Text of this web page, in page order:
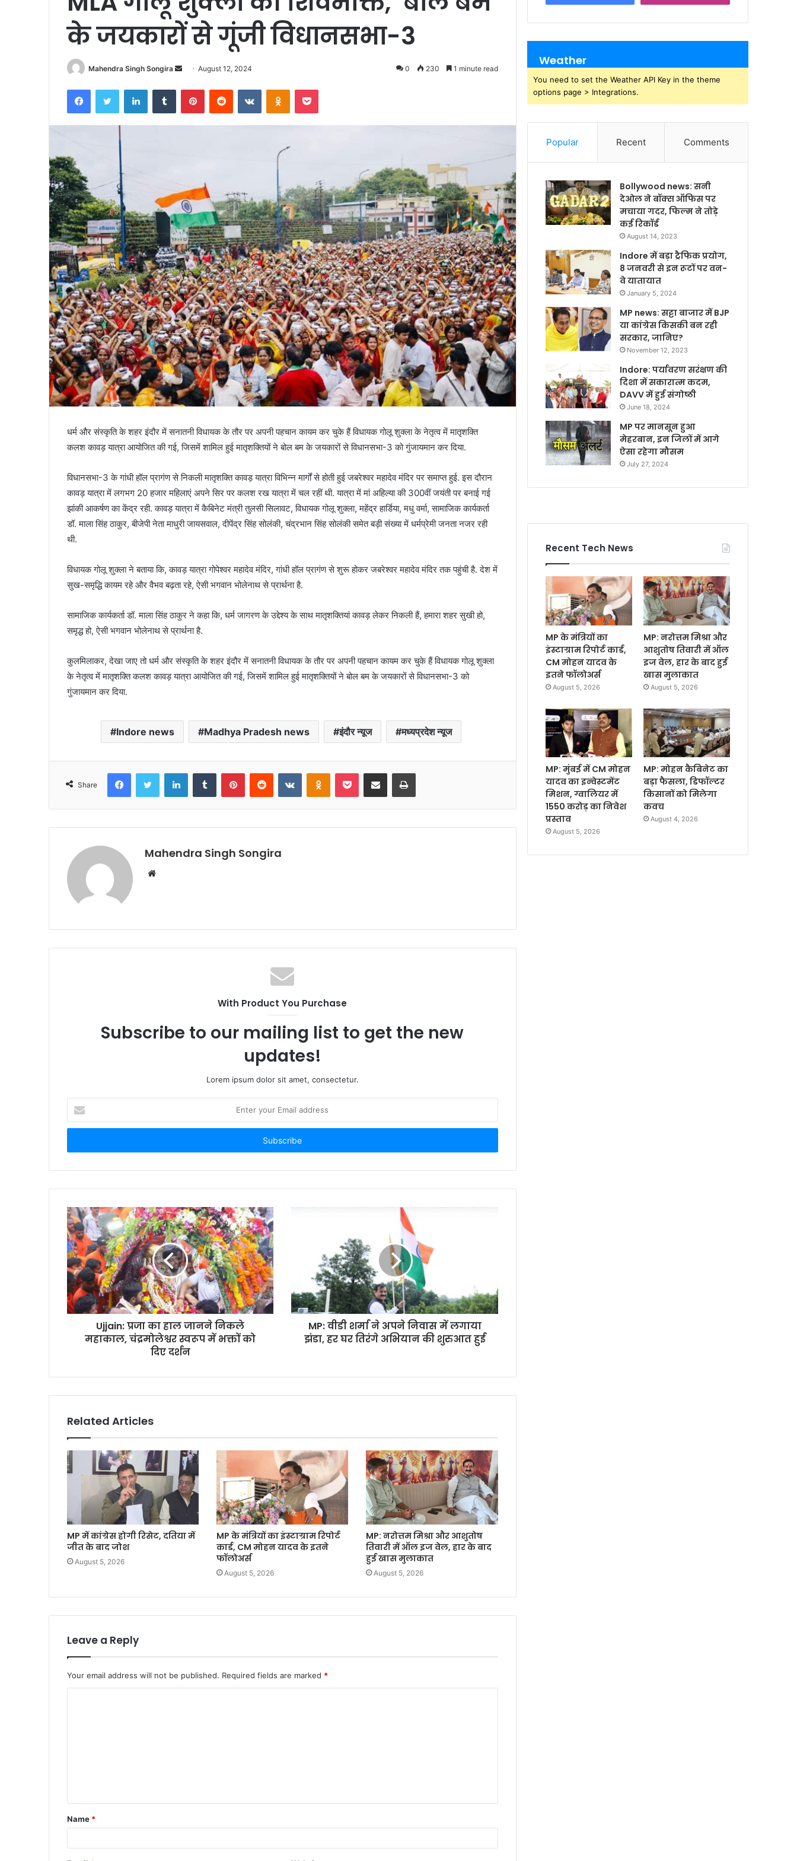
के जयकारों से गूंजी विधानसभा-3
Mahendra Singh Songira
Send
email
August 12, 2024 0 230 1 minute read
FacebookTwitter LinkedInTumblr PinterestReddit VKontakteOdnoklassniki
Pocket
धर्म और संस्कृति के शहर इंदौर में सनातनी विधायक के तौर पर अपनी पहचान कायम कर चुके हैं विधायक गोलू शुक्ला के नेतृत्व में मातृशक्ति
कलश कावड़ यात्रा आयोजित की गई, जिसमें शामिल हुई मातृशक्तियों ने बोल बम के जयकारों से विधानसभा-3 को गुंजायमान कर दिया.
विधानसभा-3 के गांधी हॉल प्रागंण से निकली मातृशक्ति कावड़ यात्रा विभिन्न मार्गों से होती हुई जबरेश्वर महादेव मंदिर पर समाप्त हुई. इस दौरान
कावड़ यात्रा में लगभग 20 हजार महिलाएं अपने सिर पर कलश रख यात्रा में चल रहीं थी. यात्रा में मां अहिल्या की 300वीं जयंती पर बनाई गई
झांकी आकर्षण का केंद्र रही. कावड़ यात्रा में कैबिनेट मंत्री तुलसी सिलावट, विधायक गोलू शुक्ला, महेंद्र हार्डिया, मधु वर्मा, सामाजिक कार्यकर्ता
डॉ. माला सिंह ठाकुर, बीजेपी नेता माधुरी जायसवाल, दीपेंद्र सिंह सोलंकी, चंद्रभान सिंह सोलंकी समेत बड़ी संख्या में धर्मप्रेमी जनता नजर रही
थी.
विधायक गोलू शुक्ला ने बताया कि, कावड़ यात्रा गोपेश्वर महादेव मंदिर, गांधी हॉल प्रागंण से शुरू होकर जबरेश्वर महादेव मंदिर तक पहुंची है. देश में
सुख-समृद्धि कायम रहे और वैभव बढ़ता रहे, ऐसी भगवान भोलेनाथ से प्रार्थना है.
सामाजिक कार्यकर्ता डॉ. माला सिंह ठाकुर ने कहा कि, धर्म जागरण के उद्देश्य के साथ मातृशक्तियां कावड़ लेकर निकली हैं, हमारा शहर सुखी हो,
समृद्ध हो, ऐसी भगवान भोलेनाथ से प्रार्थना है.
कुलमिलाकर, देखा जाए तो धर्म और संस्कृति के शहर इंदौर में सनातनी विधायक के तौर पर अपनी पहचान कायम कर चुके हैं विधायक गोलू शुक्ला
के नेतृत्व में मातृशक्ति कलश कावड़ यात्रा आयोजित की गई, जिसमें शामिल हुई मातृशक्तियों ने बोल बम के जयकारों से विधानसभा-3 को
गुंजायमान कर दिया.
Indore news Madhya Pradesh news इंदौर न्यूज मध्यप्रदेश न्यूज
Share
FacebookTwitter LinkedInTumblr PinterestReddit VKontakteOdnoklassniki
Pocket Share via Email Print
Mahendra Singh Songira
Website
With Product You Purchase
Subscribe to our mailing list to get the new
updates!
Lorem ipsum dolor sit amet, consectetur.
your
Email
Ujjain: प्रजा का हाल जानने निकले
महाकाल, चंद्रमोलेश्वर स्वरूप में भक्तों को
दिए दर्शन
MP: वीडी शर्मा ने अपने निवास में लगाया
झंडा, हर घर तिरंगे अभियान की शुरुआत हुई
Related Articles
MP में कांग्रेस होगी रिसेट, दतिया में
जीत के बाद जोश
August 5, 2026
MP के मंत्रियों का इंस्टाग्राम रिपोर्ट
कार्ड, CM मोहन यादव के इतने
फॉलोअर्स
August 5, 2026
MP: नरोत्तम मिश्रा और आशुतोष
तिवारी में ऑल इज वेल, हार के बाद
हुई खास मुलाकात
August 5, 2026
Leave a Reply
Your email address will not be published. Required fields are marked *
t
*
Name *
Weather
You need to set the Weather API Key in the theme
options page > Integrations.
Popular Recent Comments
Bollywood news: सनी
देओल ने बॉक्स ऑफिस पर
मचाया गदर, फिल्म ने तोड़े
कई रिकॉर्ड
August 14, 2023
Indore में बड़ा ट्रैफिक प्रयोग,
8 जनवरी से इन रूटों पर वन-
वे यातायात
January 5, 2024
MP news: सट्टा बाजार में BJP
या कांग्रेस किसकी बन रही
सरकार, जानिए?
November 12, 2023
Indore: पर्यावरण सरंक्षण की
दिशा में सकारात्म कदम,
DAVV में हुई संगोष्ठी
June 18, 2024
MP पर मानसून हुआ
मेहरबान, इन जिलों में आगे
ऐसा रहेगा मौसम
July 27, 2024
Recent Tech News
MP के मंत्रियों का
इंस्टाग्राम रिपोर्ट कार्ड,
CM मोहन यादव के
इतने फॉलोअर्स
August 5, 2026
MP: नरोत्तम मिश्रा और
आशुतोष तिवारी में ऑल
इज वेल, हार के बाद हुई
खास मुलाकात
August 5, 2026
MP: मुंबई में CM मोहन
यादव का इन्वेस्टमेंट
मिशन, ग्वालियर में
1550 करोड़ का निवेश
प्रस्ताव
August 5, 2026
MP: मोहन कैबिनेट का
बड़ा फैसला, डिफॉल्टर
किसानों को मिलेगा
कवच
August 4, 2026